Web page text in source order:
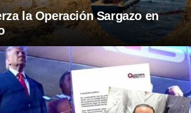
la Operación Sargazo en